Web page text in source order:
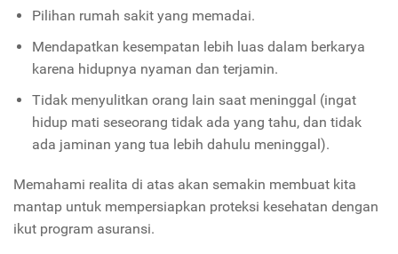
Pilihan rumah sakit yang memadai.
Mendapatkan kesempatan lebih luas dalam berkarya
karena hidupnya nyaman dan terjamin.
Tidak menyulitkan orang lain saat meninggal (ingat
hidup mati seseorang tidak ada yang tahu, dan tidak
ada jaminan yang tua lebih dahulu meninggal).
Memahami realita di atas akan semakin membuat kita
mantap untuk mempersiapkan proteksi kesehatan dengan
ikut program asuransi.